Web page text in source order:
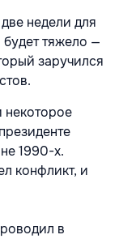
недели для
тяжело —
заручился
некоторое
1990-х.
конфликт, и
в